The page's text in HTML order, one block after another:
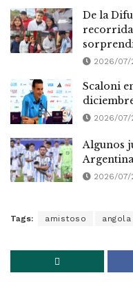
De la
recorrida
2026/07/
Scaloni
2026/07/
Algunos
2026/07/
Tags: amistoso angola